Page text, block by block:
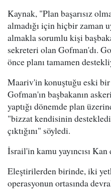
Kaynak, "Plan başarısız
almadığı için hiçbir zaman
almakla sorumlu kişi
sekreteri olan Gofman'dı.
önce planı tamamen
Maariv'in konuştuğu eski
Gofman'ın başbakanın
yaptığı dönemde plan
"bizzat kendisinin
çıktığını" söyledi.
İsrail'in kamu yayıncısı
Eleştirilerden birinde, iki
operasyonun ortasında